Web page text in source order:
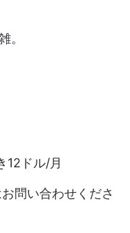
。
12ドル/月
問い合わせくださ